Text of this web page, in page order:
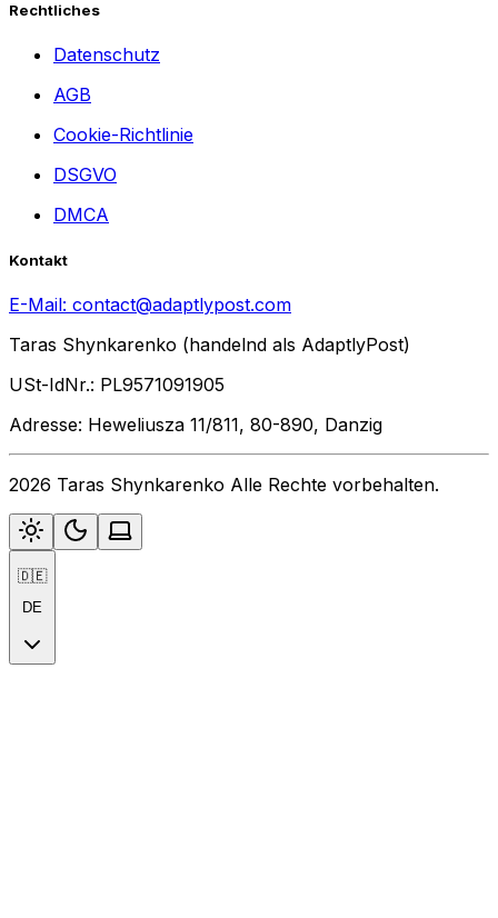
Rechtliches
Datenschutz
AGB
Cookie-Richtlinie
DSGVO
DMCA
Kontakt
E-Mail: contact@adaptlypost.com
Taras Shynkarenko (handelnd als AdaptlyPost)
USt-IdNr.: PL9571091905
Adresse: Heweliusza 11/811, 80-890, Danzig
2026 Taras Shynkarenko Alle Rechte vorbehalten.
🇩🇪
DE